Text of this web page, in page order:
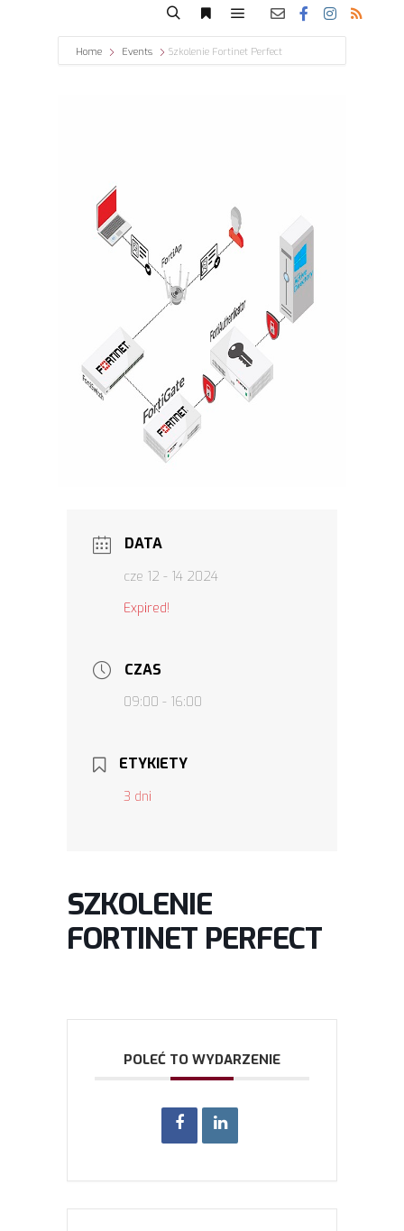
Home Events Szkolenie Fortinet Perfect
DATA
cze 12 - 14 2024
Expired!
CZAS
09:00 - 16:00
ETYKIETY
3 dni
SZKOLENIE
FORTINET PERFECT
POLEĆ TO WYDARZENIE